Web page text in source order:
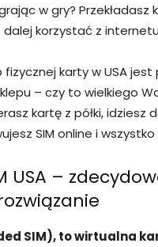
w gry? Przekładasz
korzystać z
karty w USA jest
– czy to wielkiego
kartę z półki, idziesz
SIM online i wszystko
USA –
SIM), to wirtualna